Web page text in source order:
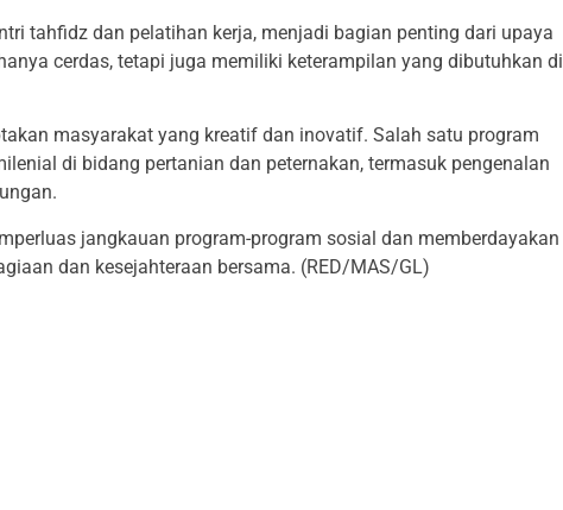
tahfidz dan pelatihan kerja, menjadi bagian penting dari upaya
cerdas, tetapi juga memiliki keterampilan yang dibutuhkan di
masyarakat yang kreatif dan inovatif. Salah satu program
di bidang pertanian dan peternakan, termasuk pengenalan
jangkauan program-program sosial dan memberdayakan
dan kesejahteraan bersama. (RED/MAS/GL)